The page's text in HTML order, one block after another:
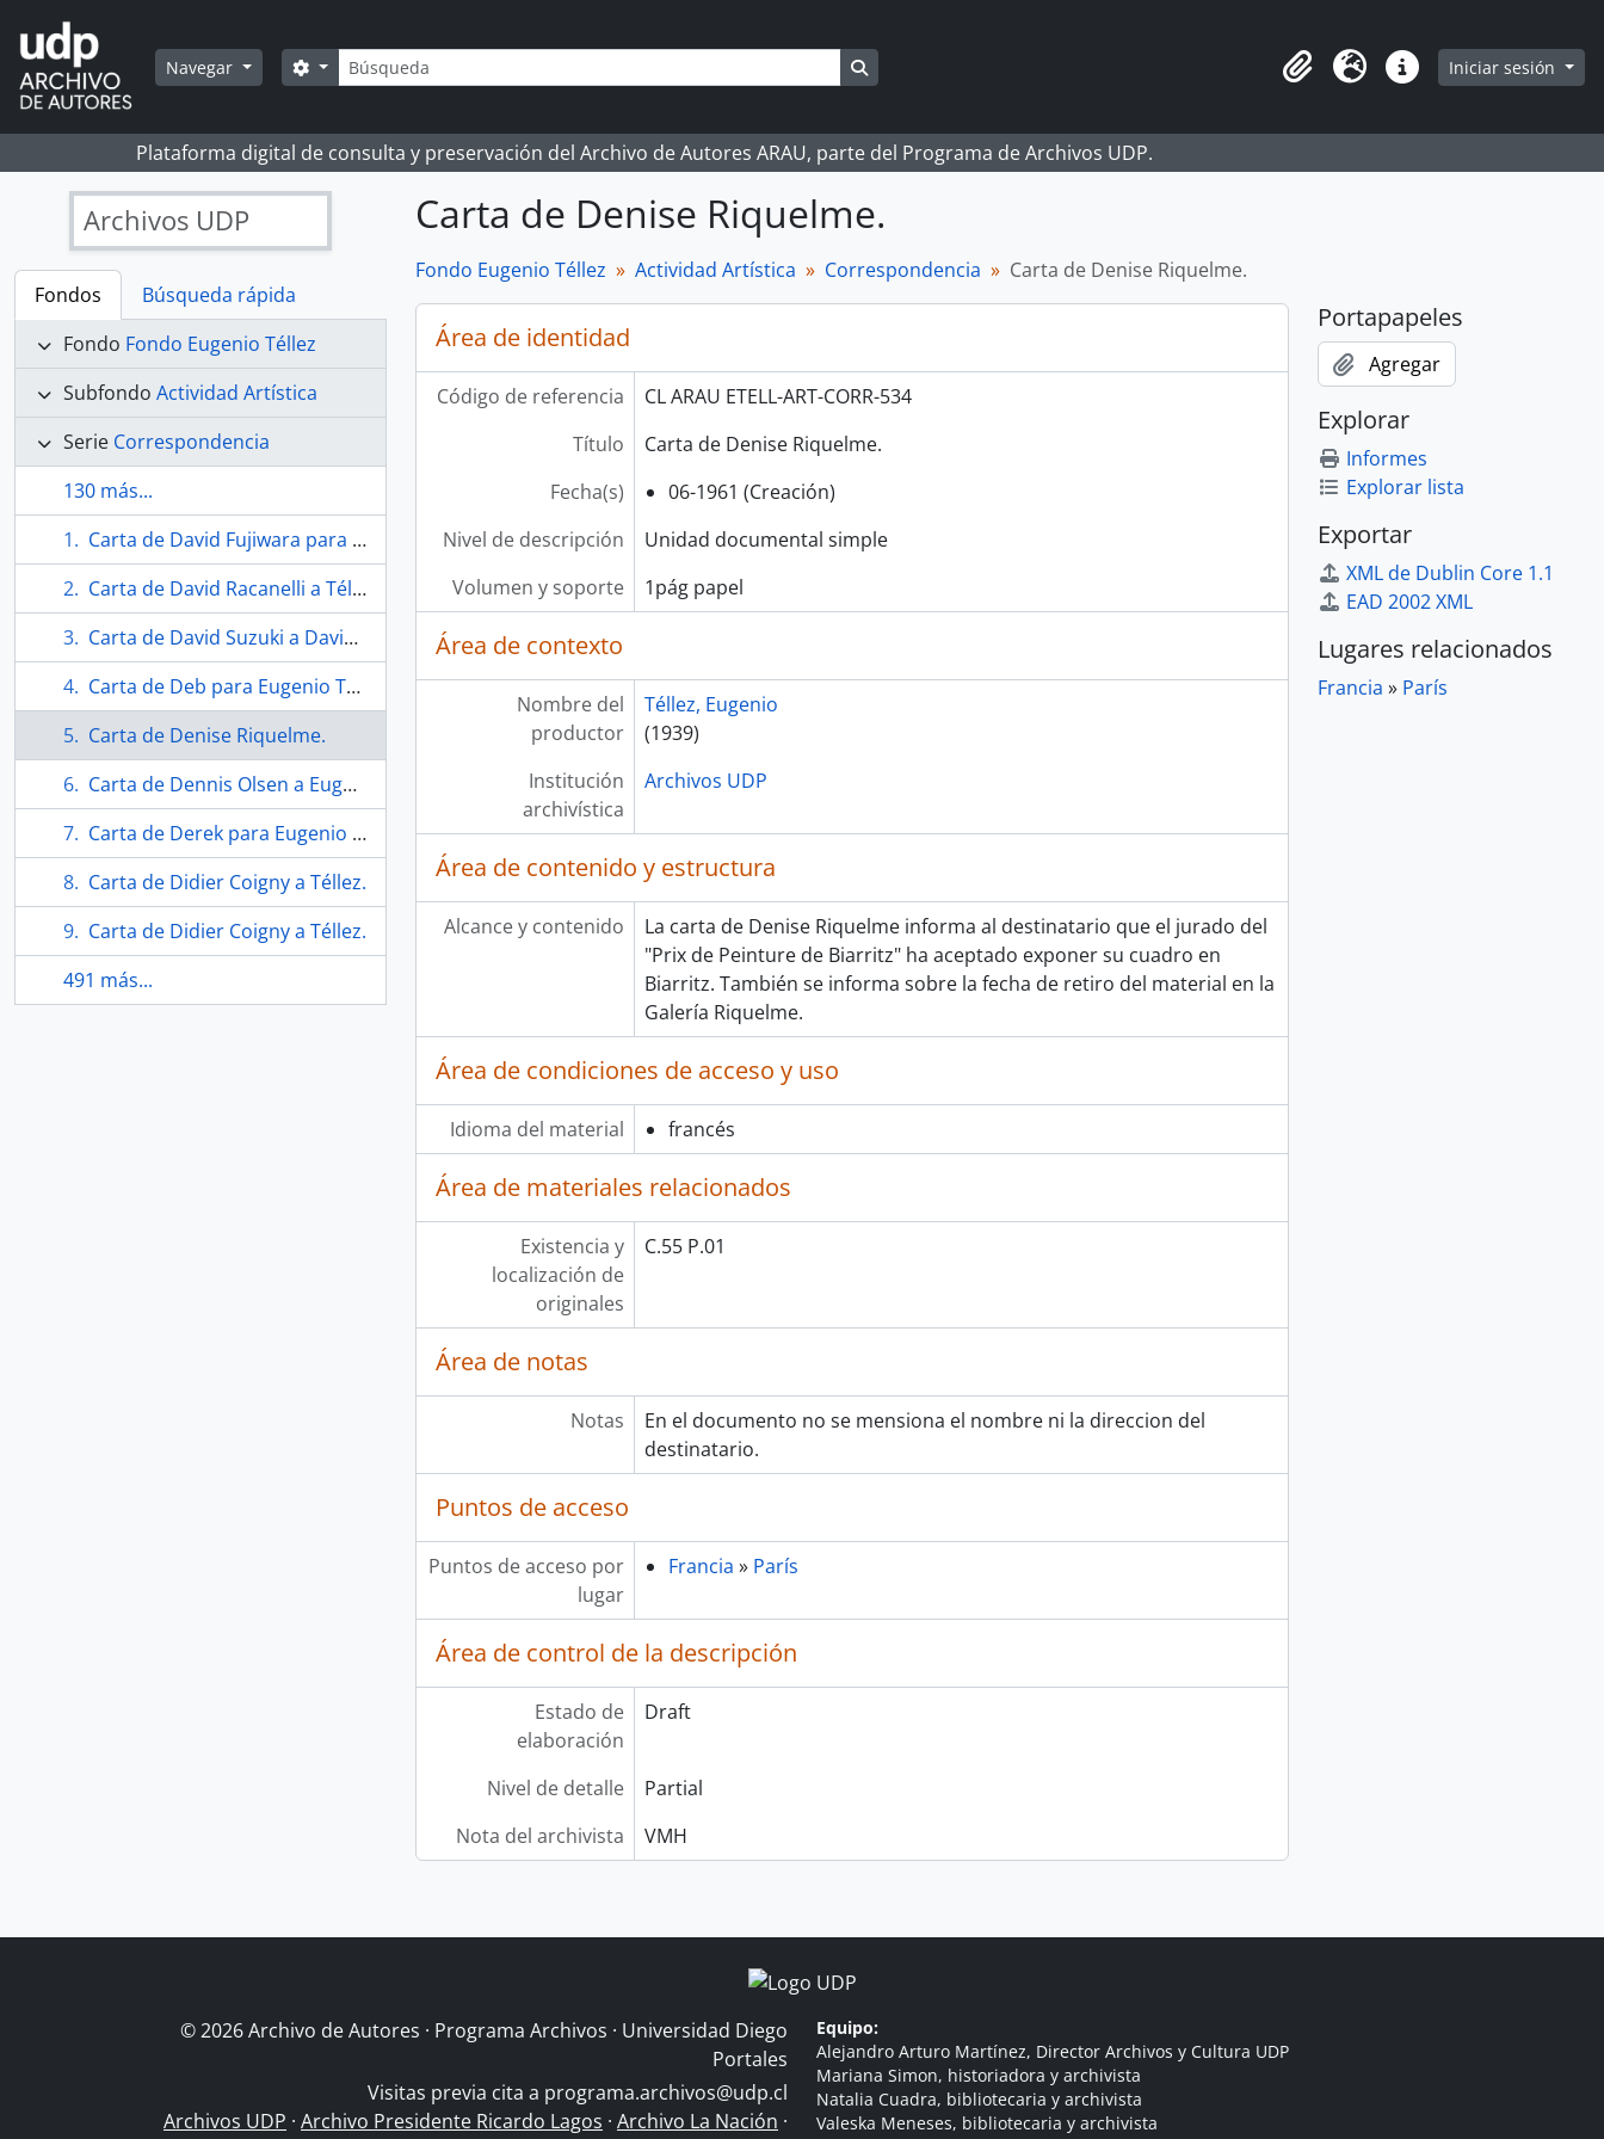
Skip to main content
Navegar Búsqueda
Search options
Portapapeles
Idioma Enlaces rápidos
Iniciar sesión
Plataforma digital de consulta y preservación del Archivo de Autores ARAU, parte del Programa de Archivos UDP.
Archivos UDP
Fondos
Búsqueda rápida
Fondo Fondo Eugenio Téllez
Subfondo Actividad Artística
Serie Correspondencia
130 más...
Carta de David Fujiwara para Eugenio Téllez.
Carta de David Racanelli a Téllez.
Carta de David Suzuki a David Fulton
Carta de Deb para Eugenio Téllez.
Carta de Denise Riquelme.
Carta de Dennis Olsen a Eugenio Téllez.
Carta de Derek para Eugenio Téllez.
Carta de Didier Coigny a Téllez.
Carta de Didier Coigny a Téllez.
491 más...
Carta de Denise Riquelme.
Fondo Eugenio Téllez Actividad Artística Correspondencia Carta de Denise Riquelme.
Área de identidad
Código de referencia
CL ARAU ETELL-ART-CORR-534
Título
Carta de Denise Riquelme.
Fecha(s)
06-1961 (Creación)
Nivel de descripción
Unidad documental simple
Volumen y soporte
1pág papel
Área de contexto
Nombre del
productor
Téllez, Eugenio
(1939)
Institución
archivística
Archivos UDP
Área de contenido y estructura
Alcance y contenido
La carta de Denise Riquelme informa al destinatario que el jurado del
"Prix de Peinture de Biarritz" ha aceptado exponer su cuadro en
Biarritz. También se informa sobre la fecha de retiro del material en la
Galería Riquelme.
Área de condiciones de acceso y uso
Idioma del material francés
Área de materiales relacionados
Existencia y
localización de
originales
C.55 P.01
Área de notas
Notas
En el documento no se mensiona el nombre ni la direccion del
destinatario.
Puntos de acceso
Puntos de acceso por
lugar
Francia » París
Área de control de la descripción
Estado de
elaboración
Draft
Nivel de detalle
Partial
Nota del archivista
VMH
Portapapeles
Agregar
Explorar
Informes
Explorar lista
Exportar
XML de Dublin Core 1.1
EAD 2002 XML
Lugares relacionados
Francia » París
© 2026 Archivo de Autores · Programa Archivos · Universidad Diego
Portales
Visitas previa cita a programa.archivos@udp.cl
Archivos UDP · Archivo Presidente Ricardo Lagos · Archivo La Nación ·
Equipo:
Alejandro Arturo Martínez, Director Archivos y Cultura UDP
Mariana Simon, historiadora y archivista
Natalia Cuadra, bibliotecaria y archivista
Valeska Meneses, bibliotecaria y archivista